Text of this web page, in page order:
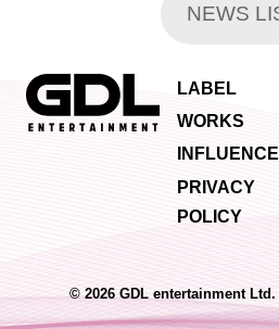
NEWS
LABEL
WORKS
PRIVACY
POLICY
© 2026 GDL entertainment